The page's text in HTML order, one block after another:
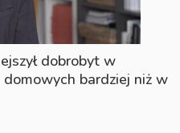
dobrobyt w
bardziej niż w